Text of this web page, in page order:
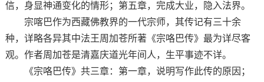
信，身显神通变化的情形；第五章，完成大业，隐入法界。
宗喀巴作为西藏佛教界的一代宗师，其传记有三十余
种，详略各异其中法王周加苍所著《宗咯巴传》最为详尽客
观。作者周加苍是清嘉庆道光年间人，生平事迹不详。
《宗咯巴传》共三章：第一章，说明写作此传的原因；